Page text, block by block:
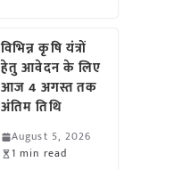
विभिन्न कृषि यंत्रों
हेतु आवेदन के लिए
आज 4 अगस्त तक
अंतिम तिथि
August 5, 2026
1 min read